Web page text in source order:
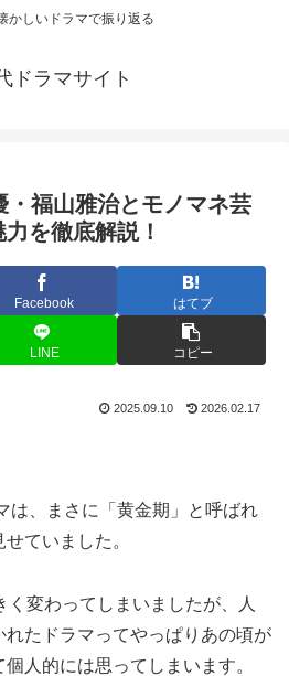
かしいドラマで振り返る
ドラマサイト
・福山雅治とモノマネ芸
を徹底解説！
Facebook はてブ
LINE コピー
2025.09.10 2026.02.17
は、まさに「黄金期」と呼ばれ
ていました。
変わってしまいましたが、人
たドラマってやっぱりあの頃が
人的には思ってしまいます。